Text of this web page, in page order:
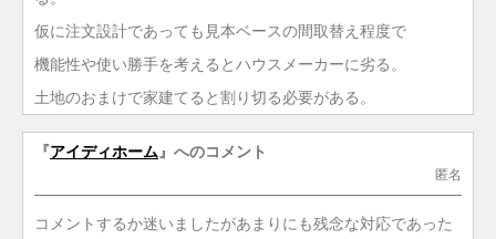
仮に注文設計であっても見本ベースの間取替え程度で
機能性や使い勝手を考えるとハウスメーカーに劣る。
土地のおまけで家建てると割り切る必要がある。
『アイディホーム』へのコメント
匿名
コメントするか迷いましたがあまりにも残念な対応であった